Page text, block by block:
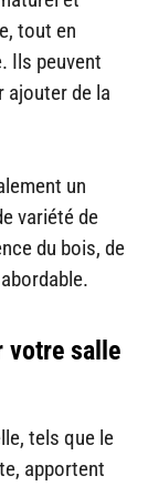
tout en
Ils peuvent
ajouter de la
un
variété de
du bois, de
votre salle
tels que le
apportent